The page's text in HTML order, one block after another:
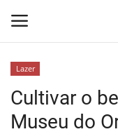
Home
Lazer
Cultivar o
Museu do